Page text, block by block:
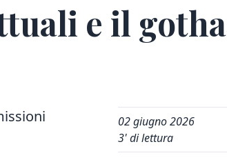
e il gotha
02 giugno 2026
3' di lettura